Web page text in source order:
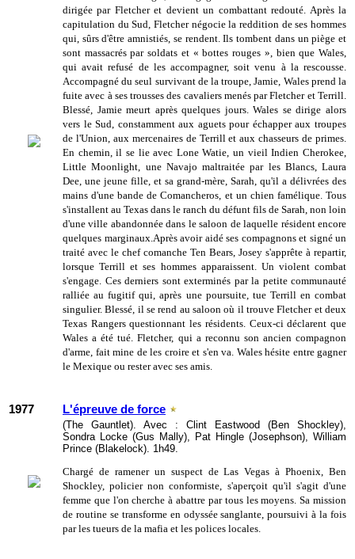
dirigée par Fletcher et devient un combattant redouté. Après la
capitulation du Sud, Fletcher négocie la reddition de ses hommes
qui, sûrs d'être amnistiés, se rendent. Ils tombent dans un piège et
sont massacrés par soldats et « bottes rouges », bien que Wales,
qui avait refusé de les accompagner, soit venu à la rescousse.
Accompagné du seul survivant de la troupe, Jamie, Wales prend la
fuite avec à ses trousses des cavaliers menés par Fletcher et Terrill.
Blessé, Jamie meurt après quelques jours. Wales se dirige alors
vers le Sud, constamment aux aguets pour échapper aux troupes
de l'Union, aux mercenaires de Terrill et aux chasseurs de primes.
En chemin, il se lie avec Lone Watie, un vieil Indien Cherokee,
Little Moonlight, une Navajo maltraitée par les Blancs, Laura
Dee, une jeune fille, et sa grand-mère, Sarah, qu'il a délivrées des
mains d'une bande de Comancheros, et un chien famélique. Tous
s'installent au Texas dans le ranch du défunt fils de Sarah, non loin
d'une ville abandonnée dans le saloon de laquelle résident encore
quelques marginaux.Après avoir aidé ses compagnons et signé un
traité avec le chef comanche Ten Bears, Josey s'apprête à repartir,
lorsque Terrill et ses hommes apparaissent. Un violent combat
s'engage. Ces derniers sont exterminés par la petite communauté
ralliée au fugitif qui, après une poursuite, tue Terrill en combat
singulier. Blessé, il se rend au saloon où il trouve Fletcher et deux
Texas Rangers questionnant les résidents. Ceux-ci déclarent que
Wales a été tué. Fletcher, qui a reconnu son ancien compagnon
d'arme, fait mine de les croire et s'en va. Wales hésite entre gagner
le Mexique ou rester avec ses amis.
1977 L'épreuve de force
(The Gauntlet). Avec : Clint Eastwood (Ben Shockley),
Sondra Locke (Gus Mally), Pat Hingle (Josephson), William
Prince (Blakelock). 1h49.
Chargé de ramener un suspect de Las Vegas à Phoenix, Ben
Shockley, policier non conformiste, s'aperçoit qu'il s'agit d'une
femme que l'on cherche à abattre par tous les moyens. Sa mission
de routine se transforme en odyssée sanglante, poursuivi à la fois
par les tueurs de la mafia et les polices locales.